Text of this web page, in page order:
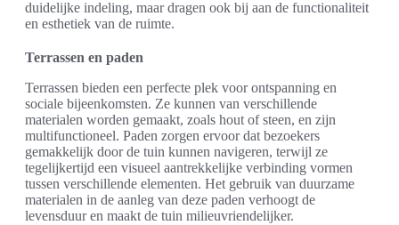
duidelijke indeling, maar dragen ook bij aan de functionaliteit
en esthetiek van de ruimte.
Terrassen en paden
Terrassen bieden een perfecte plek voor ontspanning en
sociale bijeenkomsten. Ze kunnen van verschillende
materialen worden gemaakt, zoals hout of steen, en zijn
multifunctioneel. Paden zorgen ervoor dat bezoekers
gemakkelijk door de tuin kunnen navigeren, terwijl ze
tegelijkertijd een visueel aantrekkelijke verbinding vormen
tussen verschillende elementen. Het gebruik van duurzame
materialen in de aanleg van deze paden verhoogt de
levensduur en maakt de tuin milieuvriendelijker.